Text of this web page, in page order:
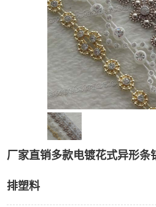
厂家直销多款电镀花式异形条
排塑料